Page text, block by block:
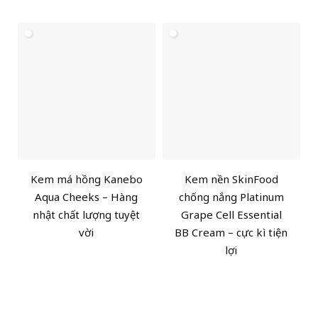
Kem má hồng Kanebo
Aqua Cheeks – Hàng
nhật chất lượng tuyệt
vời
Kem nền SkinFood
chống nắng Platinum
Grape Cell Essential
BB Cream – cực kì tiện
lợi